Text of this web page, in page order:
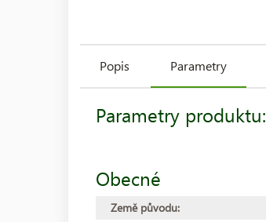
Popis Parametry
Parametry produktu:
Obecné
Země původu: